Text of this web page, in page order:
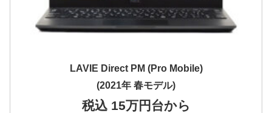
LAVIE Direct PM (Pro Mobile)
(2021年 春モデル)
税込 15万円台から